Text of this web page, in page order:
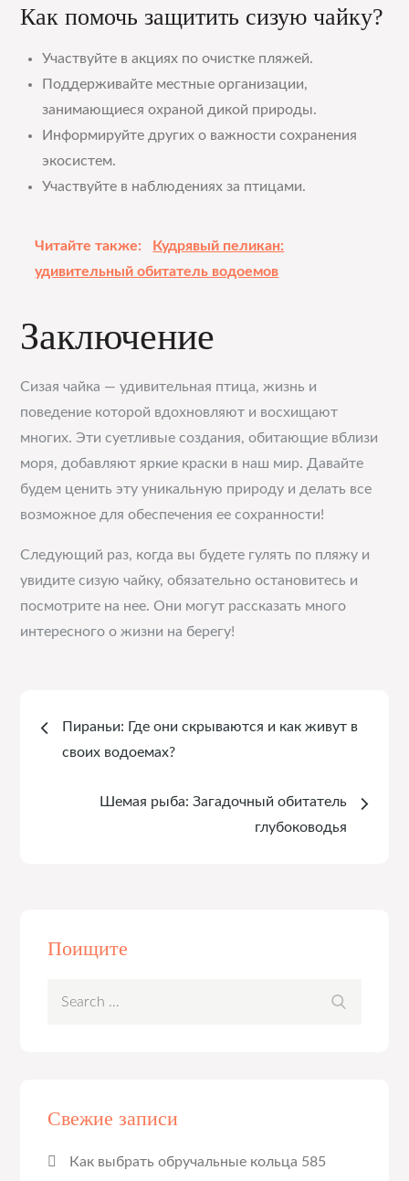
Как помочь защитить сизую чайку?
Участвуйте в акциях по очистке пляжей.
Поддерживайте местные организации,
занимающиеся охраной дикой природы.
Информируйте других о важности сохранения
экосистем.
Участвуйте в наблюдениях за птицами.
Читайте также:
Кудрявый пеликан:
удивительный обитатель водоемов
Заключение
Сизая чайка — удивительная птица, жизнь и
поведение которой вдохновляют и восхищают
многих. Эти суетливые создания, обитающие вблизи
моря, добавляют яркие краски в наш мир. Давайте
будем ценить эту уникальную природу и делать все
возможное для обеспечения ее сохранности!
Следующий раз, когда вы будете гулять по пляжу и
увидите сизую чайку, обязательно остановитесь и
посмотрите на нее. Они могут рассказать много
интересного о жизни на берегу!
Навигация
записям
Пираньи: Где они скрываются и как живут в
своих водоемах?
Шемая рыба: Загадочный обитатель
глубоководья
Поищите
Свежие записи
Как выбрать обручальные кольца 585